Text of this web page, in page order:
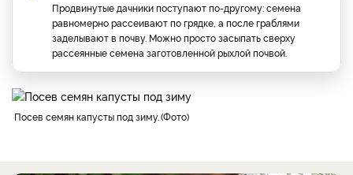
Продвинутые дачники поступают по-другому: семена
равномерно рассеивают по грядке, а после граблями
заделывают в почву. Можно просто засыпать сверху
рассеянные семена заготовленной рыхлой почвой.
посев семян капусты под зиму. Фото